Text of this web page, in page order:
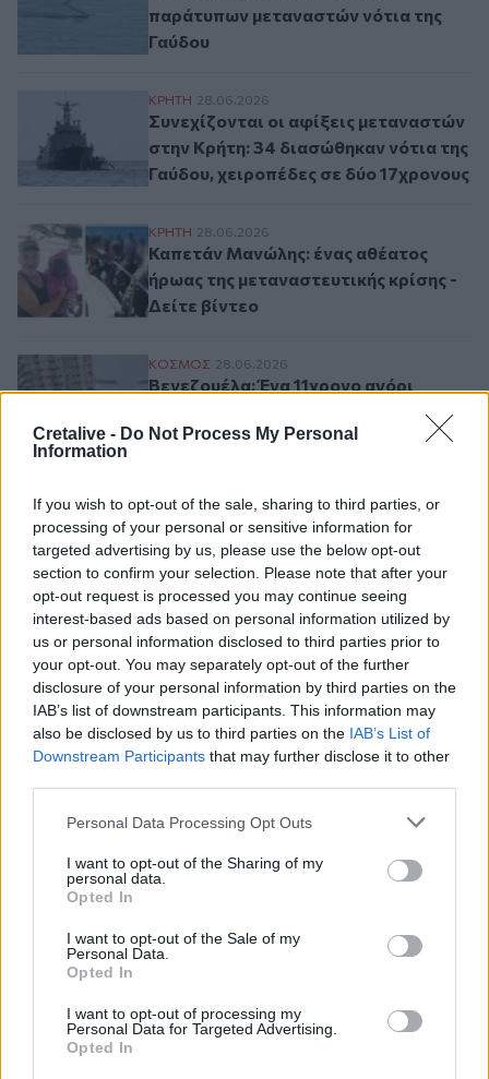
Cretalive - Do Not Process My Personal
Information
If you wish to opt-out of the sale, sharing to third parties, or
processing of your personal or sensitive information for
targeted advertising by us, please use the below opt-out
section to confirm your selection. Please note that after your
opt-out request is processed you may continue seeing
interest-based ads based on personal information utilized by
us or personal information disclosed to third parties prior to
your opt-out. You may separately opt-out of the further
disclosure of your personal information by third parties on the
IAB’s list of downstream participants. This information may
also be disclosed by us to third parties on the IAB’s List of
Downstream Participants that may further disclose it to other
Personal Data Processing Opt Outs
I want to opt-out of the Sharing of my
personal data.
Opted In
I want to opt-out of the Sale of my
Personal Data.
Opted In
I want to opt-out of processing my
Personal Data for Targeted Advertising.
Opted In
παράτυπων μεταναστών νότια της
Γαύδου
Συνεχίζονται οι αφίξεις μεταναστών
ΚΡΗΤΗ 28.06.2026
Συνεχίζονται οι αφίξεις μεταναστών
στην Κρήτη: 34 διασώθηκαν νότια της
Γαύδου, χειροπέδες σε δύο 17χρονους
Καπετάν Μανώλης: ένας αθέατος ήρωας
ΚΡΗΤΗ 28.06.2026
Καπετάν Μανώλης: ένας αθέατος
ήρωας της μεταναστευτικής κρίσης -
Δείτε βίντεο
Βενεζουέλα: Ένα 11χρονο αγόρι
ΚΟΣΜΟΣ 28.06.2026
Βενεζουέλα: Ένα 11χρονο αγόρι
ανασύρθηκε ζωντανό μέσα από τα
ερείπια!
Σελιδοποίηση
Προηγούμενη σελίδα
Current page
1 Next page
Ροή ειδήσεων Δημοφιλή
23:55
Υπό έλεγχο η φωτιά σε ισόγειο κατάστημα στο Παλαιό
23:38
υποψήφιος να παίξει στο... WNBA
Στενά του Ορμούζ: Οι ΗΠΑ «βλέπουν» σύντομα
συμφωνία - «Υπάρχει πρόοδος μεταξύ Ιράν και Ομάν»
Σοκαριστικά στοιχεία άφησε πίσω της η μέγα-πυρκαγιά
στην Αττικοβοιωτία